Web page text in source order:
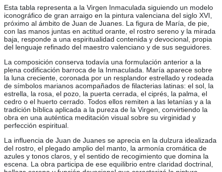
Esta tabla representa a la Virgen Inmaculada siguiendo un modelo
iconográfico de gran arraigo en la pintura valenciana del siglo XVI,
próximo al ámbito de Juan de Juanes. La figura de María, de pie,
con las manos juntas en actitud orante, el rostro sereno y la mirada
baja, responde a una espiritualidad contenida y devocional, propia
del lenguaje refinado del maestro valenciano y de sus seguidores.
La composición conserva todavía una formulación anterior a la
plena codificación barroca de la Inmaculada. María aparece sobre
la luna creciente, coronada por un resplandor estrellado y rodeada
de símbolos marianos acompañados de filacterias latinas: el sol, la
estrella, la rosa, el pozo, la puerta cerrada, el ciprés, la palma, el
cedro o el huerto cerrado. Todos ellos remiten a las letanías y a la
tradición bíblica aplicada a la pureza de la Virgen, convirtiendo la
obra en una auténtica meditación visual sobre su virginidad y
perfección espiritual.
La influencia de Juan de Juanes se aprecia en la dulzura idealizada
del rostro, el plegado amplio del manto, la armonía cromática de
azules y tonos claros, y el sentido de recogimiento que domina la
escena. La obra participa de ese equilibrio entre claridad doctrinal,